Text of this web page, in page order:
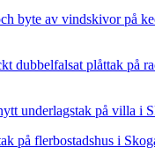
byte av vindskivor på
dubbelfalsat plåttak på
underlagstak på villa i
på flerbostadshus i